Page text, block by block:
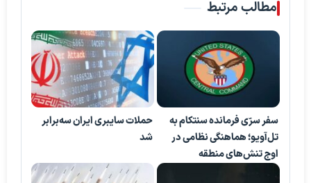
مطالب مرتبط
سفر سرّی فرمانده سنتکام به
تل‌آویو؛ هماهنگی نظامی در
اوج تنش‌های منطقه
حملات سایبری ایران سه‌برابر
شد